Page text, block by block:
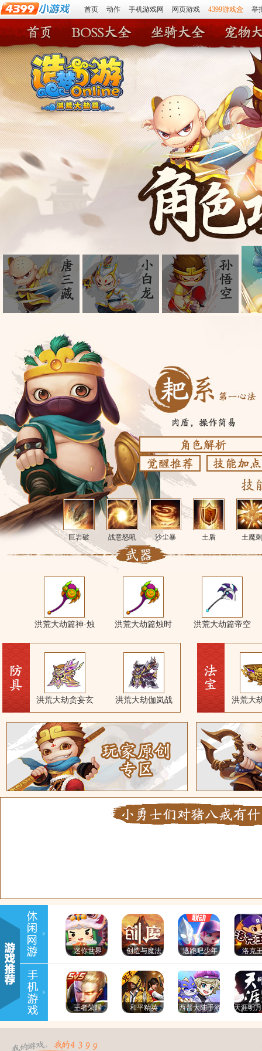
首页 动作 手机游戏网 网页游戏 4399游戏盒 举
造梦西游 造梦西游BOSS大全 造梦西游坐骑大全 造梦西游宠
4399造梦西游online
造梦西游online猪八戒耙系心法解
造梦西游online猪
八戒耙系心法觉
醒推荐
造梦西游online
八戒耙系心法
能加点
巨岩破 战意怒吼 沙尘暴 土盾 土魔刺
洪荒大劫篇神·烛
洪荒大劫篇烛时
洪荒大劫篇帝空
洪荒大劫贪妄玄
铠怎么得 贪妄玄
铠属性介绍
洪荒大劫伽岚战
铠怎么得 伽岚战
铠属性介绍
洪荒大
聚
迷你世界 创造与魔法 逃跑吧少年 洛克
王者荣耀 和平精英 西普大陆手游